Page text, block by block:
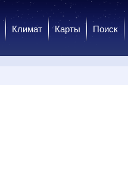
Климат Карты Поиск